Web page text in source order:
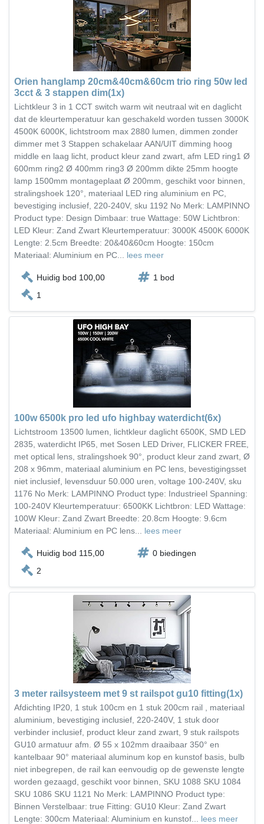
Orien hanglamp 20cm&40cm&60cm trio ring 50w led
3cct & 3 stappen dim(1x)
Lichtkleur 3 in 1 CCT switch warm wit neutraal wit en daglicht
dat de kleurtemperatuur kan geschakeld worden tussen 3000K
4500K 6000K, lichtstroom max 2880 lumen, dimmen zonder
dimmer met 3 Stappen schakelaar AAN/UIT dimming hoog
middle en laag licht, product kleur zand zwart, afm LED ring1 Ø
600mm ring2 Ø 400mm ring3 Ø 200mm dikte 25mm hoogte
lamp 1500mm montageplaat Ø 200mm, geschikt voor binnen,
stralingshoek 120°, materiaal LED ring aluminium en PC,
bevestiging inclusief, 220-240V, sku 1192 No Merk: LAMPINNO
Product type: Design Dimbaar: true Wattage: 50W Lichtbron:
LED Kleur: Zand Zwart Kleurtemperatuur: 3000K 4500K 6000K
Lengte: 2.5cm Breedte: 20&40&60cm Hoogte: 150cm
Materiaal: Aluminium en PC... lees meer
Huidig bod 100,00
1 bod
1
100w 6500k pro led ufo highbay waterdicht(6x)
Lichtstroom 13500 lumen, lichtkleur daglicht 6500K, SMD LED
2835, waterdicht IP65, met Sosen LED Driver, FLICKER FREE,
met optical lens, stralingshoek 90°, product kleur zand zwart, Ø
208 x 96mm, materiaal aluminium en PC lens, bevestigingsset
niet inclusief, levensduur 50.000 uren, voltage 100-240V, sku
1176 No Merk: LAMPINNO Product type: Industrieel Spanning:
100-240V Kleurtemperatuur: 6500KK Lichtbron: LED Wattage:
100W Kleur: Zand Zwart Breedte: 20.8cm Hoogte: 9.6cm
Materiaal: Aluminium en PC lens... lees meer
Huidig bod 115,00
0 biedingen
2
3 meter railsysteem met 9 st railspot gu10 fitting(1x)
Afdichting IP20, 1 stuk 100cm en 1 stuk 200cm rail , materiaal
aluminium, bevestiging inclusief, 220-240V, 1 stuk door
verbinder inclusief, product kleur zand zwart, 9 stuk railspots
GU10 armatuur afm. Ø 55 x 102mm draaibaar 350° en
kantelbaar 90° materiaal aluminum kop en kunstof basis, bulb
niet inbegrepen, de rail kan eenvoudig op de gewenste lengte
worden gezaagd, geschikt voor binnen, SKU 1088 SKU 1084
SKU 1086 SKU 1121 No Merk: LAMPINNO Product type:
Binnen Verstelbaar: true Fitting: GU10 Kleur: Zand Zwart
Lengte: 300cm Materiaal: Aluminium en kunstof... lees meer